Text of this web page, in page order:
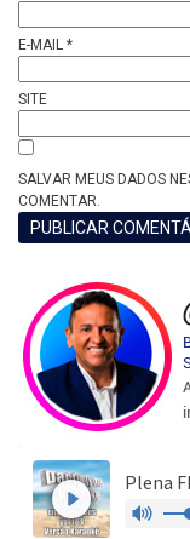
E-MAIL *
SITE
SALVAR MEUS DADOS
COMENTAR.